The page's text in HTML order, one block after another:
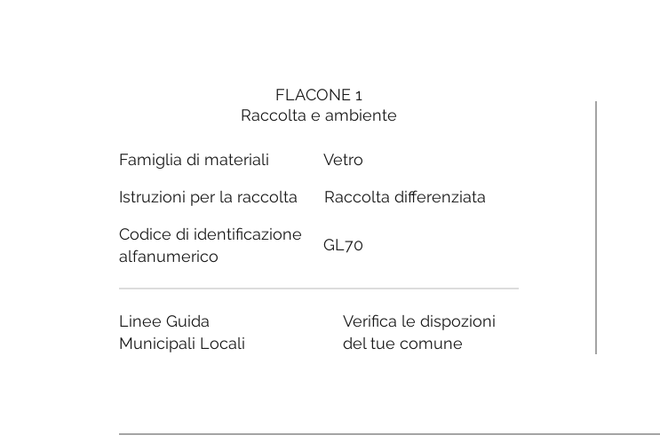
FLACONE 1
Raccolta e ambiente
Famiglia di materiali
Istruzioni per la raccolta
Codice di identificazione
alfanumerico
Linee Guida
Municipali Locali
Vetro
Raccolta differenziata
GL70
Verifica le dispozioni
del tue comune